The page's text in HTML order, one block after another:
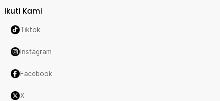
Ikuti Kami
Tiktok
Instagram
Facebook
X